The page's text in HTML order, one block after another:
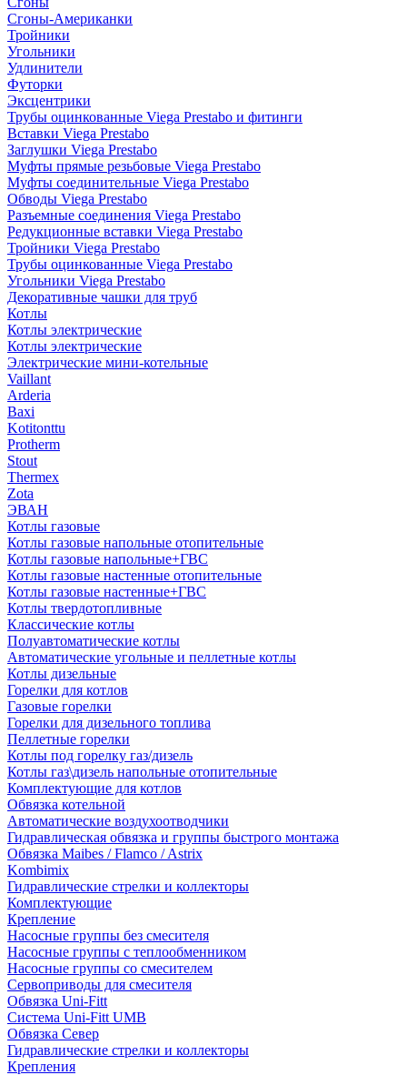
Сгоны-Американки
Тройники
Угольники
Удлинители
Футорки
Эксцентрики
Трубы оцинкованные Viega Prestabo и фитинги
Вставки Viega Prestabo
Заглушки Viega Prestabo
Муфты прямые резьбовые Viega Prestabo
Муфты соединительные Viega Prestabo
Обводы Viega Prestabo
Разъемные соединения Viega Prestabo
Редукционные вставки Viega Prestabo
Тройники Viega Prestabo
Трубы оцинкованные Viega Prestabo
Угольники Viega Prestabo
Декоративные чашки для труб
Котлы
Котлы электрические
Котлы электрические
Электрические мини-котельные
Vaillant
Arderia
Baxi
Kotitonttu
Protherm
Stout
Thermex
Zota
ЭВАН
Котлы газовые
Котлы газовые напольные отопительные
Котлы газовые напольные+ГВС
Котлы газовые настенные отопительные
Котлы газовые настенные+ГВС
Котлы твердотопливные
Классические котлы
Полуавтоматические котлы
Автоматические угольные и пеллетные котлы
Котлы дизельные
Горелки для котлов
Газовые горелки
Горелки для дизельного топлива
Пеллетные горелки
Котлы под горелку газ/дизель
Котлы газ\дизель напольные отопительные
Комплектующие для котлов
Обвязка котельной
Автоматические воздухоотводчики
Гидравлическая обвязка и группы быстрого монтажа
Обвязка Maibes / Flamco / Astrix
Kombimix
Гидравлические стрелки и коллекторы
Комплектующие
Крепление
Насосные группы без смесителя
Насосные группы с теплообменником
Насосные группы со смесителем
Сервоприводы для смесителя
Обвязка Uni-Fitt
Система Uni-Fitt UMB
Обвязка Север
Гидравлические стрелки и коллекторы
Крепления